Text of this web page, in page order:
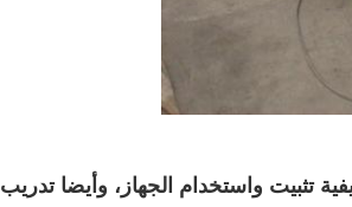
تثبيت واستخدام الجهاز، وأيضا تدريب